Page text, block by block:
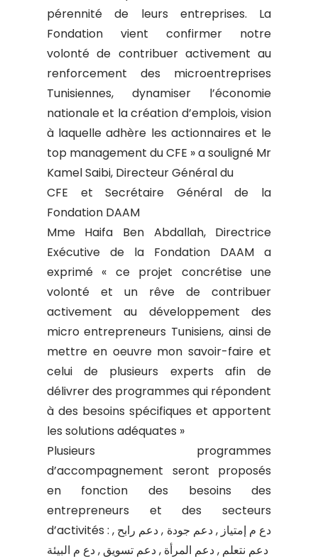
pérennité de leurs entreprises. La
Fondation vient confirmer notre
volonté de contribuer activement au
renforcement des microentreprises
Tunisiennes, dynamiser l’économie
nationale et la création d’emplois, vision
à laquelle adhère les actionnaires et le
top management du CFE » a souligné Mr
Kamel Saibi, Directeur Général du
CFE et Secrétaire Général de la
Fondation DAAM
Mme Haifa Ben Abdallah, Directrice
Exécutive de la Fondation DAAM a
exprimé « ce projet concrétise une
volonté et un rêve de contribuer
activement au développement des
micro entrepreneurs Tunisiens, ainsi de
mettre en oeuvre mon savoir-faire et
celui de plusieurs experts afin de
délivrer des programmes qui répondent
à des besoins spécifiques et apportent
les solutions adéquates »
Plusieurs programmes
d’accompagnement seront proposés
en fonction des besoins des
entrepreneurs et des secteurs
d’activités : دع م إمتياز , دعم جودة , دعم رابح ,
دعم نتعلم , دعم المرأة , دعم تسويق , دع م البيئة